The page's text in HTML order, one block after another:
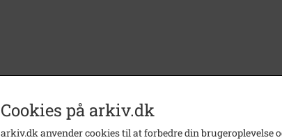
Cookies på arkiv.dk
arkiv.dk anvender cookies til at forbedre din brugeroplevelse